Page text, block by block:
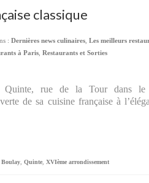
classique
:Dernières news culinaires ,Les meilleurs
à Paris ,Restaurants et Sorties
Quinte, rue de la Tour dans
de sa cuisine française à
Boulay ,Quinte ,XVIème arrondissement